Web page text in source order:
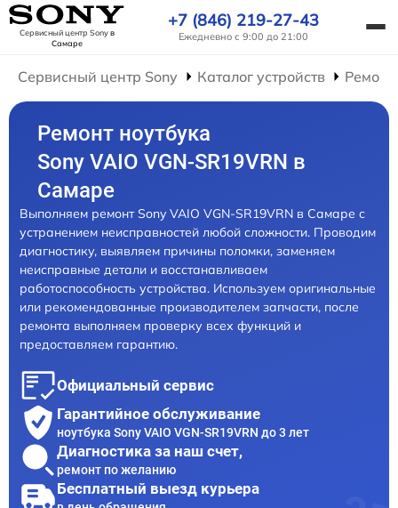
Сервисный центр Sonyв
Самаре
+7 (846) 219-27-43
Ежедневно с 9:00 до 21:00
Сервисный центр Sony Каталог устройств
Ремонт ноутбука
Sony VAIO VGN-SR19VRN в
Самаре
Выполняем ремонт Sony VAIO VGN-SR19VRN в Самаре с
устранением неисправностей любой сложности. Проводим
диагностику, выявляем причины поломки, заменяем
неисправные детали и восстанавливаем
работоспособность устройства. Используем оригинальные
или рекомендованные производителем запчасти, после
ремонта выполняем проверку всех функций и
предоставляем гарантию.
Официальный сервис
Гарантийное обслуживание
ноутбука Sony VAIO VGN-SR19VRN до 3 лет
Диагностика за наш счет,
ремонт по желанию
Бесплатный выезд курьера